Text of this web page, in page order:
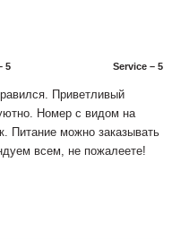
5 Service – 5
Приветливый
Номер с видом на
Питание можно заказывать
всем, не пожалеете!